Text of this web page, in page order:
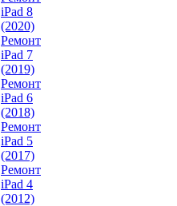
iPad 8
(2020)
Ремонт
iPad 7
(2019)
Ремонт
iPad 6
(2018)
Ремонт
iPad 5
(2017)
Ремонт
iPad 4
(2012)